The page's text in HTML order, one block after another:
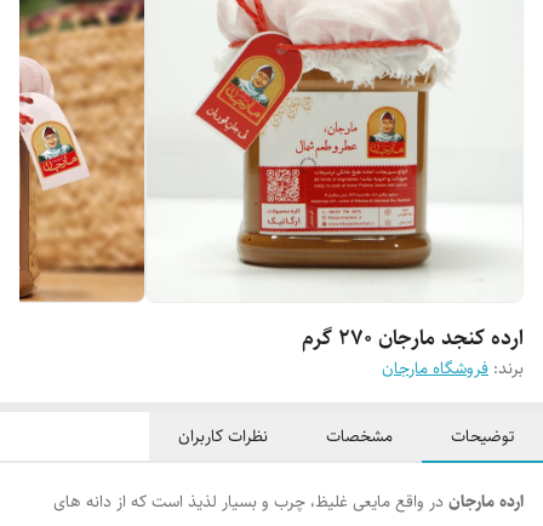
ارده کنجد مارجان 270 گرم
برند: فروشگاه مارجان
توضیحات مشخصات نظرات کاربران
ارده مارجاندر واقع مایعی غلیظ، چرب و بسیار لذیذ است که از دانه های